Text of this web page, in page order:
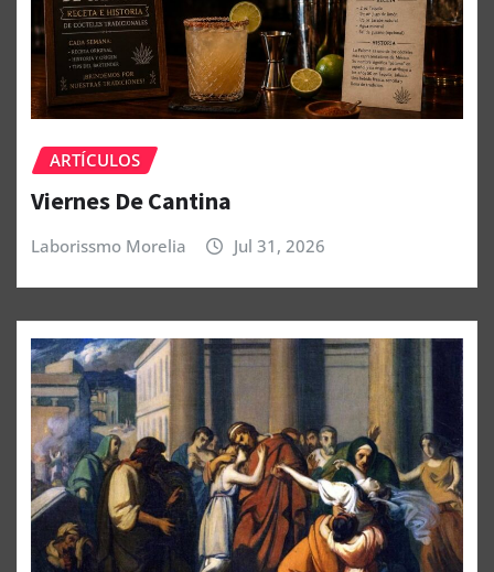
ARTÍCULOS
Viernes De Cantina
Laborissmo Morelia Jul 31, 2026